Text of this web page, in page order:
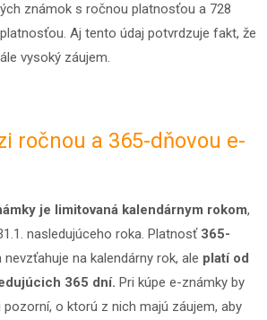
známok s ročnou platnosťou a 728
Aj tento údaj potvrdzuje fakt, že
vysoký záujem.
ročnou a 365-dňovou e-
je limitovaná kalendárnym rokom,
nasledujúceho roka. Platnosť 365-
nevzťahuje na kalendárny rok, ale platí od
365 dní. Pri kúpe e-známky by
o ktorú z nich majú záujem, aby